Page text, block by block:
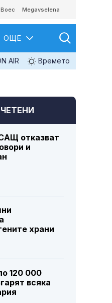
Boec Megavselena
ОЩЕ
AIR Времето
ЧЕТЕНИ
отказват
и
храни
120 000
всяка